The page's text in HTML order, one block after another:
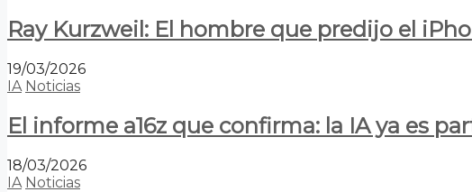
Ray Kurzweil: El hombre que predijo el
19/03/2026
IA Noticias
El informe a16z que confirma: la IA ya es
18/03/2026
IA Noticias